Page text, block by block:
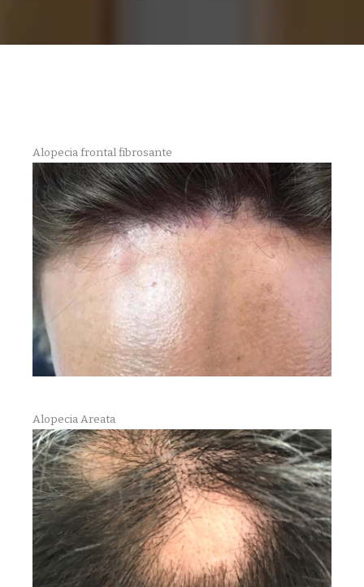
Alopecia frontal fibrosante
Alopecia Areata